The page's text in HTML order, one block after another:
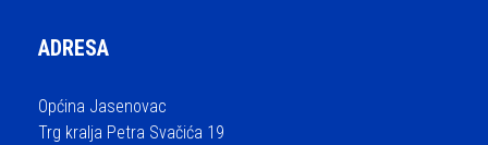
ADRESA
Općina Jasenovac
Trg kralja Petra Svačića 19